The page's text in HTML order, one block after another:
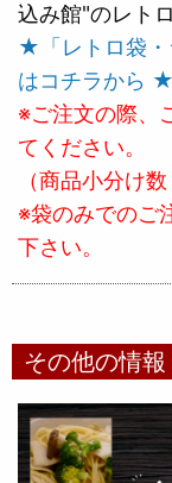
込み館"のレト
★「レトロ袋・
はコチラから ★
※ご注文の際、
てください。
（商品小分け
※袋のみでのご
下さい。
その他の情報